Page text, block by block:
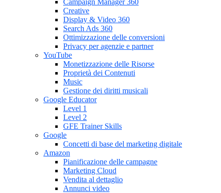
Campaign Manager 360
Creative
Display & Video 360
Search Ads 360
Ottimizzazione delle conversioni
Privacy per agenzie e partner
YouTube
Monetizzazione delle Risorse
Proprietà dei Contenuti
Music
Gestione dei diritti musicali
Google Educator
Level 1
Level 2
GFE Trainer Skills
Google
Concetti di base del marketing digitale
Amazon
Pianificazione delle campagne
Marketing Cloud
Vendita al dettaglio
Annunci video